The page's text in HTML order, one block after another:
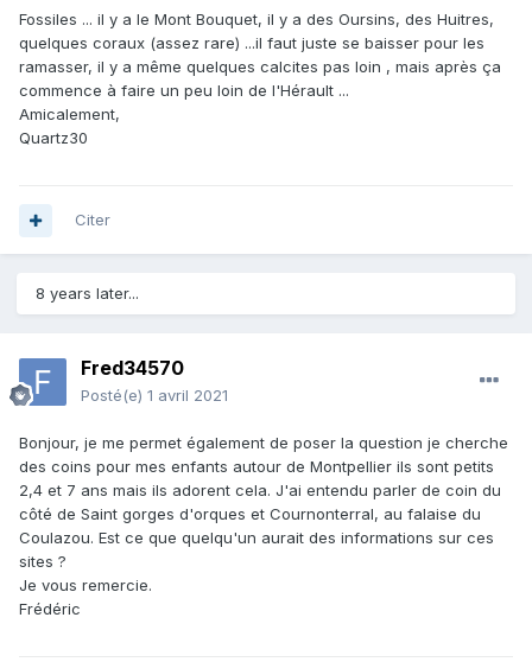
Fossiles ... il y a le Mont Bouquet, il y a des Oursins, des Huitres,
quelques coraux (assez rare) ...il faut juste se baisser pour les
ramasser, il y a même quelques calcites pas loin , mais après ça
commence à faire un peu loin de l'Hérault ...
Amicalement,
Quartz30
Citer
8 years later...
Fred34570
Posté(e) 1 avril 2021
Bonjour, je me permet également de poser la question je cherche
des coins pour mes enfants autour de Montpellier ils sont petits
2,4 et 7 ans mais ils adorent cela. J'ai entendu parler de coin du
côté de Saint gorges d'orques et Cournonterral, au falaise du
Coulazou. Est ce que quelqu'un aurait des informations sur ces
sites ?
Je vous remercie.
Frédéric